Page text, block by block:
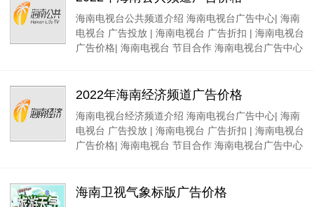
海南电视台公共频道介绍 海南电视台广告中心| 海南
电视台 广告投放 | 海南电视台 广告折扣 | 海南电视台
广告价格| 海南电视台 节目合作 海南电视台广告中心
2022年海南经济频道广告价格
海南电视台经济频道介绍 海南电视台广告中心| 海南
电视台 广告投放 | 海南电视台 广告折扣 | 海南电视台
广告价格| 海南电视台 节目合作 海南电视台广告中心
海南卫视气象标版广告价格